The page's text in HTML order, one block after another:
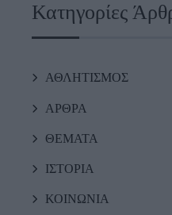
Κατηγορίες
ΑΘΛΗΤΙΣΜΟΣ
ΑΡΘΡΑ
ΘΕΜΑΤΑ
ΙΣΤΟΡΙΑ
ΚΟΙΝΩΝΙΑ